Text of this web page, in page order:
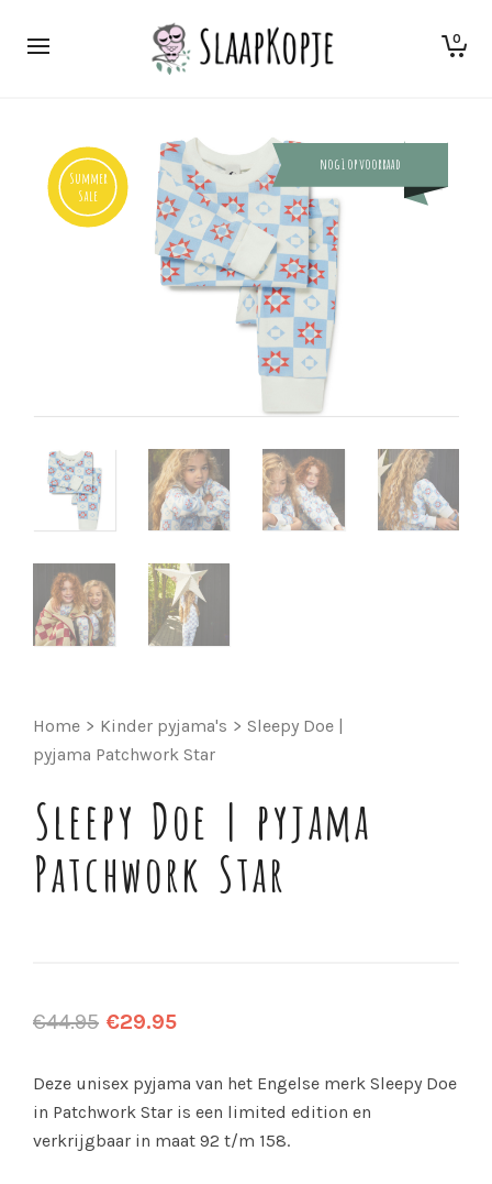
0
Summer
Sale
nog 1 op voorraad
Home > Kinder pyjama's > Sleepy Doe |
pyjama Patchwork Star
Sleepy Doe | pyjama
Patchwork Star
€44.95 €29.95
Deze unisex pyjama van het Engelse merk Sleepy Doe
in Patchwork Star is een limited edition en
verkrijgbaar in maat 92 t/m 158.